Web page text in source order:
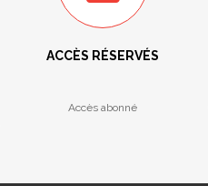
ACCÈS RÉSERVÉS
Accès abonné